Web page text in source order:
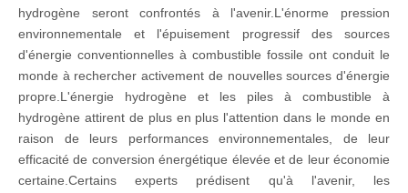
hydrogène seront confrontés à l'avenir.L'énorme pression
environnementale et l'épuisement progressif des sources
d'énergie conventionnelles à combustible fossile ont conduit le
monde à rechercher activement de nouvelles sources d'énergie
propre.L'énergie hydrogène et les piles à combustible à
hydrogène attirent de plus en plus l'attention dans le monde en
raison de leurs performances environnementales, de leur
efficacité de conversion énergétique élevée et de leur économie
certaine.Certains experts prédisent qu'à l'avenir, les